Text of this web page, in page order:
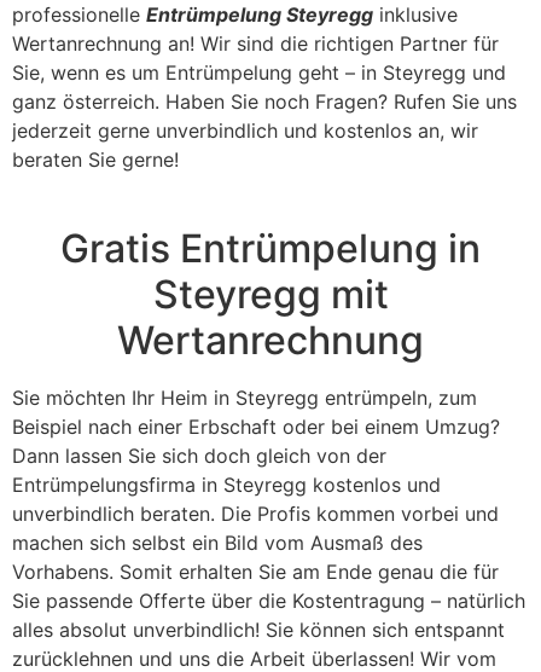
professionelle Entrümpelung Steyregg inklusive
Wertanrechnung an! Wir sind die richtigen Partner für
Sie, wenn es um Entrümpelung geht – in Steyregg und
ganz österreich. Haben Sie noch Fragen? Rufen Sie uns
jederzeit gerne unverbindlich und kostenlos an, wir
beraten Sie gerne!
Gratis Entrümpelung in
Steyregg mit
Wertanrechnung
Sie möchten Ihr Heim in Steyregg entrümpeln, zum
Beispiel nach einer Erbschaft oder bei einem Umzug?
Dann lassen Sie sich doch gleich von der
Entrümpelungsfirma in Steyregg kostenlos und
unverbindlich beraten. Die Profis kommen vorbei und
machen sich selbst ein Bild vom Ausmaß des
Vorhabens. Somit erhalten Sie am Ende genau die für
Sie passende Offerte über die Kostentragung – natürlich
alles absolut unverbindlich! Sie können sich entspannt
zurücklehnen und uns die Arbeit überlassen! Wir vom